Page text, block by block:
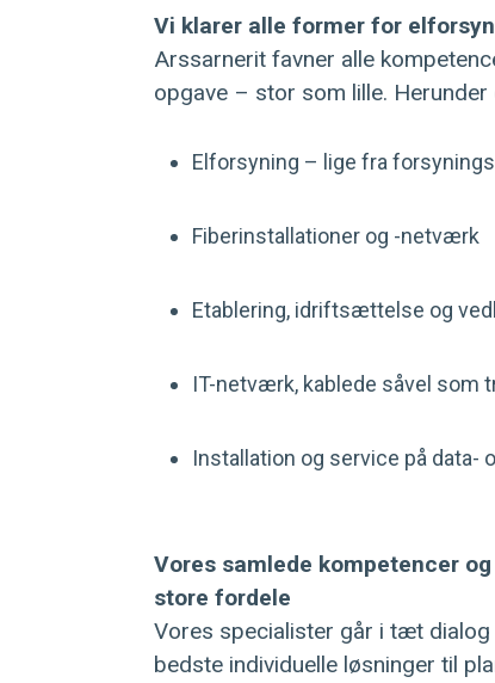
Vi klarer alle former for
Arssarnerit favner alle
opgave – stor som lille.
Elforsyning – lige fra
Fiberinstallationer og -netværk
Etablering, idriftsættelse og
IT-netværk, kablede såvel som
Installation og service på data-
Vores samlede kompetencer
store fordele
Vores specialister går i tæt
bedste individuelle løsninger til